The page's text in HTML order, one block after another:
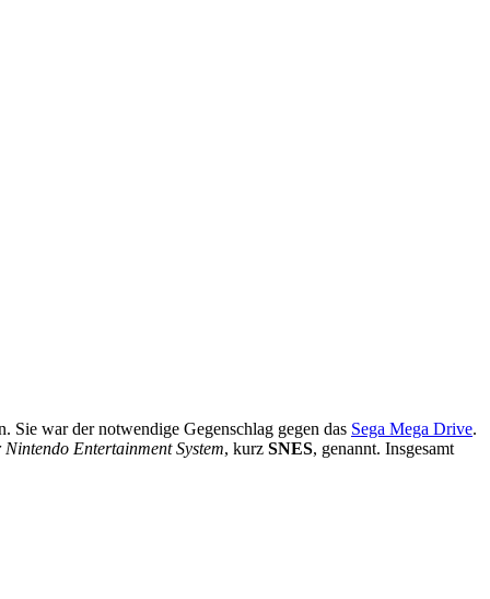
war der notwendige Gegenschlag gegen das Sega Mega Drive.
Nintendo Entertainment System, kurz SNES, genannt. Insgesamt